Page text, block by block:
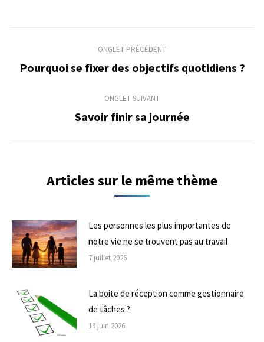
de
commentaire
ONGLET PRÉCÉDENT
Onglet
Pourquoi se fixer des objectifs quotidiens ?
ONGLET SUIVANT
Onglet
Savoir finir sa journée
Articles sur le même thème
Les personnes les plus importantes de
notre vie ne se trouvent pas au travail
7 juillet 2026
La boite de réception comme gestionnaire
de tâches ?
19 juin 2026